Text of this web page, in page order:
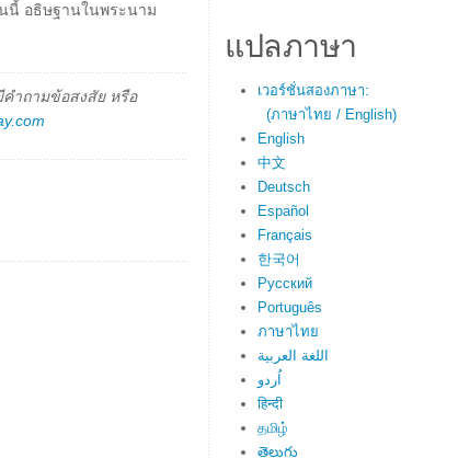
นี้ อธิษฐานในพระนาม
ำถามข้อสงสัย หรือ
แปลภาษา
เวอร์ชั่นสองภาษา:
(ภาษาไทย / English)
English
中文
Deutsch
Español
Français
한국어
Русский
Português
ภาษาไทย
اللغة العربية
اُردو
हिन्दी
தமிழ்
తెలుగు